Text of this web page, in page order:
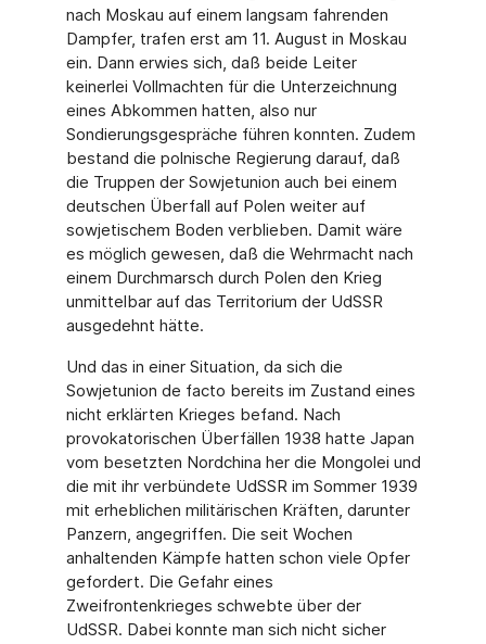
nach Moskau auf einem langsam fahrenden
Dampfer, trafen erst am 11. August in Moskau
ein. Dann erwies sich, daß beide Leiter
keinerlei Vollmachten für die Unterzeichnung
eines Abkommen hatten, also nur
Sondierungsgespräche führen konnten. Zudem
bestand die polnische Regierung darauf, daß
die Truppen der Sowjetunion auch bei einem
deutschen Überfall auf Polen weiter auf
sowjetischem Boden verblieben. Damit wäre
es möglich gewesen, daß die Wehrmacht nach
einem Durchmarsch durch Polen den Krieg
unmittelbar auf das Territorium der UdSSR
ausgedehnt hätte.
Und das in einer Situation, da sich die
Sowjetunion de facto bereits im Zustand eines
nicht erklärten Krieges befand. Nach
provokatorischen Überfällen 1938 hatte Japan
vom besetzten Nordchina her die Mongolei und
die mit ihr verbündete UdSSR im Sommer 1939
mit erheblichen militärischen Kräften, darunter
Panzern, angegriffen. Die seit Wochen
anhaltenden Kämpfe hatten schon viele Opfer
gefordert. Die Gefahr eines
Zweifrontenkrieges schwebte über der
UdSSR. Dabei konnte man sich nicht sicher